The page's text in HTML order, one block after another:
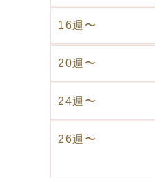
16週〜
20週〜
24週〜
26週〜